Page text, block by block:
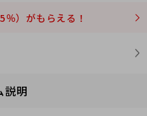
）がもらえる！
説明